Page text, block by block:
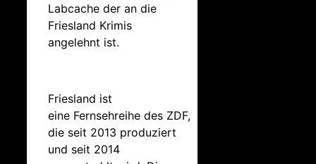
Labcache der an die
Friesland Krimis
angelehnt ist.
Friesland ist
eine Fernsehreihe des ZDF,
die seit 2013 produziert
und seit 2014